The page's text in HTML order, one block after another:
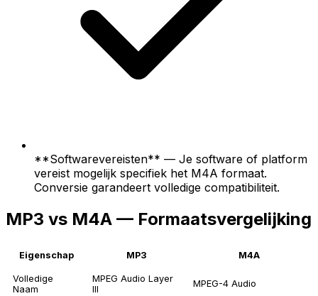
**Softwarevereisten** — Je software of platform
vereist mogelijk specifiek het M4A formaat.
Conversie garandeert volledige compatibiliteit.
MP3 vs M4A — Formaatsvergelijking
Eigenschap MP3 M4A
Volledige
Naam
MPEG Audio Layer
III
MPEG-4 Audio